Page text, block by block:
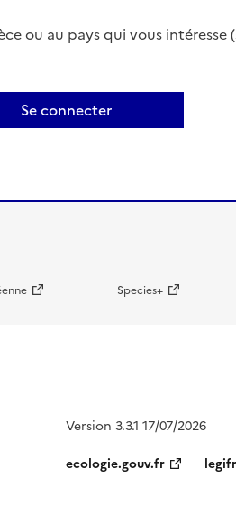
ou au pays qui vous intéresse
Se connecter
Species+
Version 3.3.1 17/07/2026
ecologie.gouv.fr